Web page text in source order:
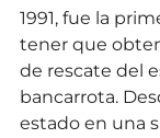
1991, fue la
tener que
de rescate del
bancarrota.
estado en una